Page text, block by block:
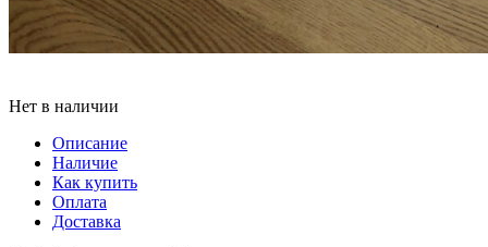
Нет в наличии
Описание
Наличие
Как купить
Оплата
Доставка